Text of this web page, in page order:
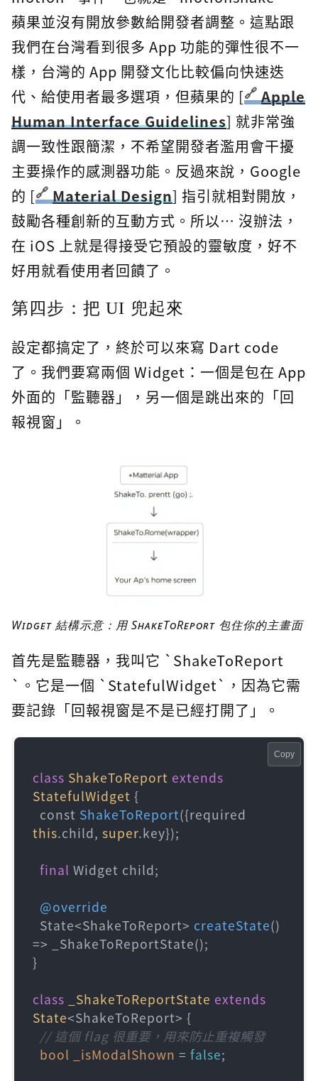
蘋果並沒有開放參數給開發者調整。這點跟
我們在台灣看到很多 App 功能的彈性很不一
樣，台灣的 App 開發文化比較偏向快速迭
代、給使用者最多選項，但蘋果的 [
Apple
Human Interface Guidelines] 就非常強
調一致性跟簡潔，不希望開發者濫用會干擾
主要操作的感測器功能。反過來說，Google
的 [
Material Design] 指引就相對開放，
鼓勵各種創新的互動方式。所以… 沒辦法，
在 iOS 上就是得接受它預設的靈敏度，好不
好用就看使用者回饋了。
第四步：把 UI 兜起來
設定都搞定了，終於可以來寫 Dart code
了。我們要寫兩個 Widget：一個是包在 App
外面的「監聽器」，另一個是跳出來的「回
報視窗」。
Widget 結構示意：用 ShakeToReport 包住你的主畫面
首先是監聽器，我叫它 `ShakeToReport
`。它是一個 `StatefulWidget`，因為它需
要記錄「回報視窗是不是已經打開了」。
class ShakeToReport extends
StatefulWidget {
  const
ShakeToReport
this.child, super.key});
final Widget child;
@override
  State<ShakeToReport>
createState()
=> _ShakeToReportState();
}
class _ShakeToReportState extends
State<ShakeToReport> {
// 這個 flag 很重要，用來防止重複觸發
bool
_isModalShown = false;
Copy